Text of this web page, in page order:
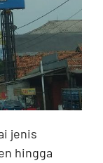
jenis
hingga